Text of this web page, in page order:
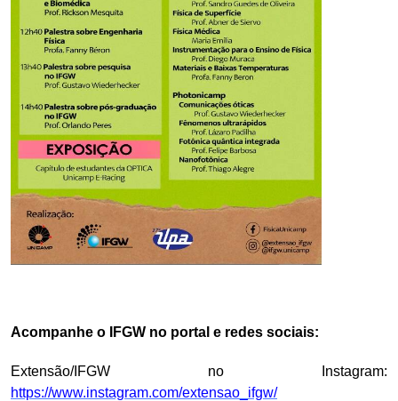
Acompanhe o IFGW no portal e redes sociais:
Extensão/IFGW no Instagram:
https://www.instagram.com/extensao_ifgw/